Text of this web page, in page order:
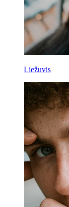
Liežuvis